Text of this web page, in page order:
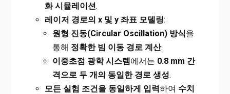
화 시뮬레이션.
레이저 경로의 x 및 y 좌표 모델링:
원형 진동(Circular Oscillation) 방식을
통해 정확한 빔 이동 경로 계산.
이중초점 광학 시스템에서는 0.8 mm 간
격으로 두 개의 동일한 경로 생성.
모든 실험 조건을 동일하게 입력하여 수치